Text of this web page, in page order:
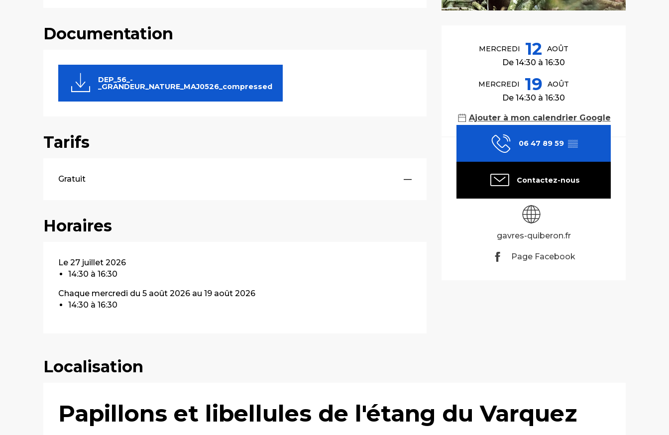
Ouverture et
MERCREDI 12 AOÛT
De 14:30 à 16:30
MERCREDI 19 AOÛT
De 14:30 à 16:30
Ajouter à mon calendrier Google
06 47 89 59 ▒▒
Contactez-nous
gavres-quiberon.fr
Page Facebook
Documentation
DEP_56_-
_GRANDEUR_NATURE_MAJ0526_compressed
Tarifs
Gratuit —
Horaires
Le 27 juillet 2026
14:30 à 16:30
Chaque mercredi du 5 août 2026 au 19 août 2026
14:30 à 16:30
Localisation
Papillons et libellules de l'étang du Varquez